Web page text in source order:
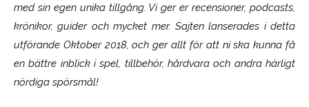
med sin egen unika tillgång. Vi ger er recensioner, podcasts,
krönikor, guider och mycket mer. Sajten lanserades i detta
utförande Oktober 2018, och ger allt för att ni ska kunna få
en bättre inblick i spel, tillbehör, hårdvara och andra härligt
nördiga spörsmål!